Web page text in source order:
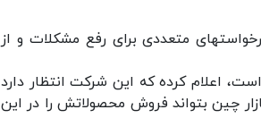
پس از اعمال محدودیت‎های دولت آمریکا، بسیاری از شرکت‎ها از جمله کوالکام، درخواست‎های متعددی برای رفع مشکلات و از
اعلام کرده که این شرکت انتظار دارد
چین بتواند فروش محصولاتش را در این